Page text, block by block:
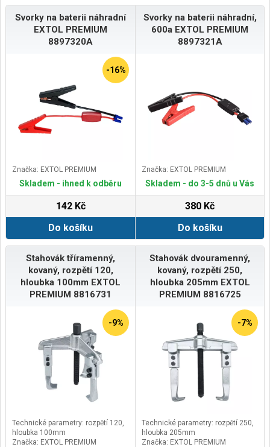
Svorky na baterii náhradní
EXTOL PREMIUM
8897320A
-16%
Značka: EXTOL PREMIUM
Skladem - ihned k odběru
142 Kč
Do košíku
Svorky na baterii náhradní,
600a EXTOL PREMIUM
8897321A
Značka: EXTOL PREMIUM
Skladem - do 3-5 dnů u Vás
380 Kč
Do košíku
Stahovák tříramenný,
kovaný, rozpětí 120,
hloubka 100mm EXTOL
PREMIUM 8816731
-9%
Technické parametry: rozpětí 120,
hloubka 100mm
Značka: EXTOL PREMIUM
Stahovák dvouramenný,
kovaný, rozpětí 250,
hloubka 205mm EXTOL
PREMIUM 8816725
-7%
Technické parametry: rozpětí 250,
hloubka 205mm
Značka: EXTOL PREMIUM